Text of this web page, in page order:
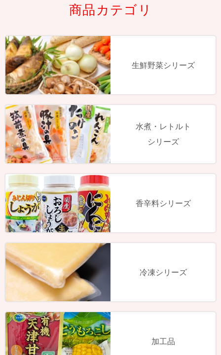
商品カテゴリ
生鮮野菜シリーズ
水煮・レトルト
シリーズ
香辛料シリーズ
冷凍シリーズ
加工品